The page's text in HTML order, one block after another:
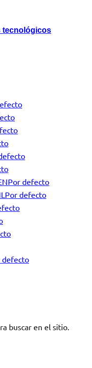
tecnológicos
Por defecto
Por defecto
defecto
buscar en el sitio.